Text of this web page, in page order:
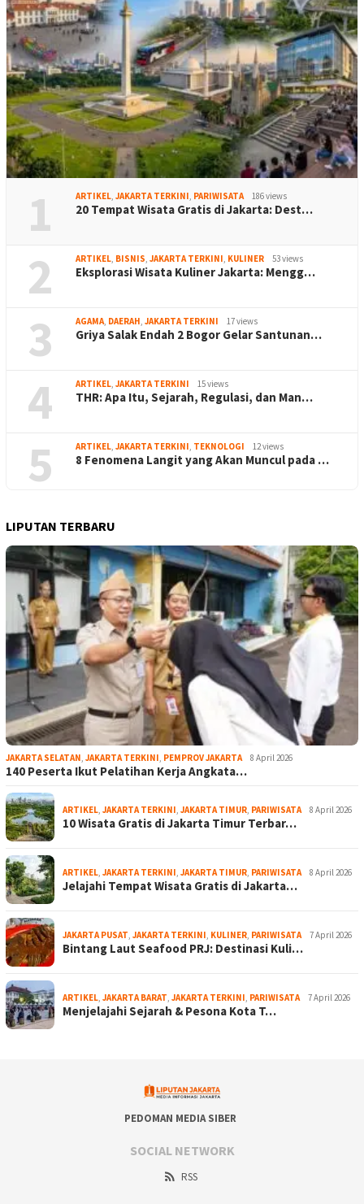
1 ARTIKEL, JAKARTA TERKINI, PARIWISATA 186 views
20 Tempat Wisata Gratis di Jakarta: Dest…
2 ARTIKEL, BISNIS, JAKARTA TERKINI, KULINER 53 views
Eksplorasi Wisata Kuliner Jakarta: Mengg…
3 AGAMA, DAERAH, JAKARTA TERKINI 17 views
Griya Salak Endah 2 Bogor Gelar Santunan…
4 ARTIKEL, JAKARTA TERKINI 15 views
THR: Apa Itu, Sejarah, Regulasi, dan Man…
5 ARTIKEL, JAKARTA TERKINI, TEKNOLOGI 12 views
8 Fenomena Langit yang Akan Muncul pada …
LIPUTAN TERBARU
JAKARTA SELATAN, JAKARTA TERKINI, PEMPROV JAKARTA 8 April 2026
140 Peserta Ikut Pelatihan Kerja Angkata…
ARTIKEL, JAKARTA TERKINI, JAKARTA TIMUR, PARIWISATA 8 April 2026
10 Wisata Gratis di Jakarta Timur Terbar…
ARTIKEL, JAKARTA TERKINI, JAKARTA TIMUR, PARIWISATA 8 April 2026
Jelajahi Tempat Wisata Gratis di Jakarta…
JAKARTA PUSAT, JAKARTA TERKINI, KULINER, PARIWISATA 7 April 2026
Bintang Laut Seafood PRJ: Destinasi Kuli…
ARTIKEL, JAKARTA BARAT, JAKARTA TERKINI, PARIWISATA 7 April 2026
Menjelajahi Sejarah & Pesona Kota T…
PEDOMAN MEDIA SIBER
SOCIAL NETWORK
RSS